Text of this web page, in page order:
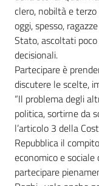
clero, nobiltà e
oggi, spesso,
Stato, ascoltati
decisionali.
Partecipare è
discutere le scelte,
“Il problema degli
politica, sortirne da
l’articolo 3 della
Repubblica il
economico e sociale
partecipare